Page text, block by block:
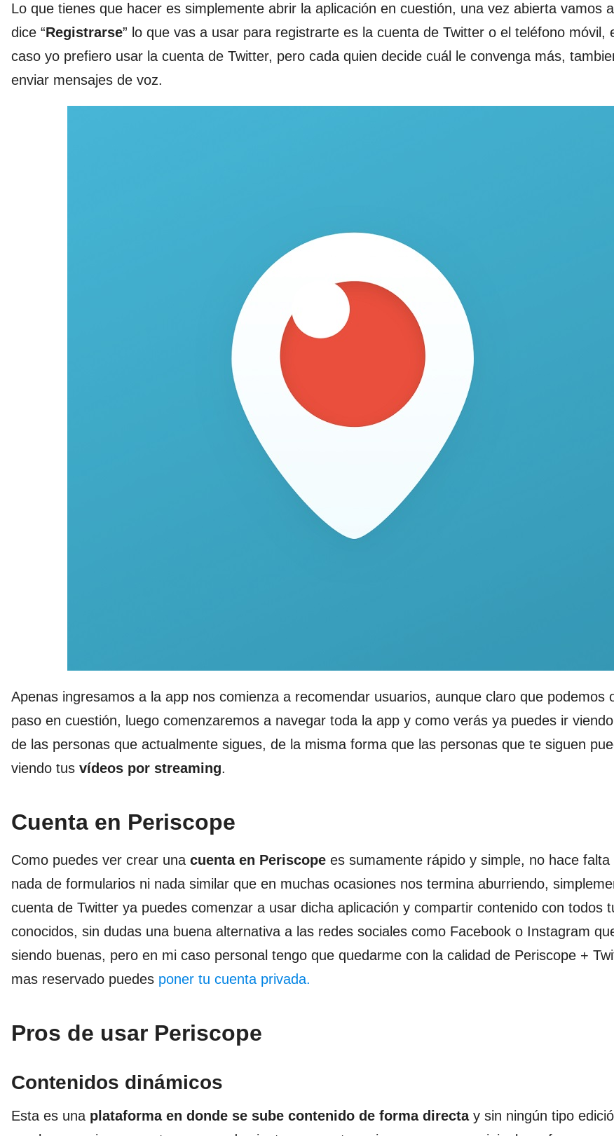
Lo que tienes que hacer es simplemente abrir la aplicación en cuestión, una vez abierta vamos
dice “Registrarse” lo que vas a usar para registrarte es la cuenta de Twitter o el teléfono móvil,
caso yo prefiero usar la cuenta de Twitter, pero cada quien decide cuál le convenga más,
enviar mensajes de voz.
Apenas ingresamos a la app nos comienza a recomendar usuarios, aunque claro que podemos
paso en cuestión, luego comenzaremos a navegar toda la app y como verás ya puedes ir
de las personas que actualmente sigues, de la misma forma que las personas que te siguen
viendo tus vídeos por streaming.
Cuenta en Periscope
Como puedes ver crear una cuenta en Periscope es sumamente rápido y simple, no hace falta
nada de formularios ni nada similar que en muchas ocasiones nos termina aburriendo,
cuenta de Twitter ya puedes comenzar a usar dicha aplicación y compartir contenido con todos
conocidos, sin dudas una buena alternativa a las redes sociales como Facebook o Instagram
siendo buenas, pero en mi caso personal tengo que quedarme con la calidad de Periscope +
mas reservado puedes poner tu cuenta privada.
Pros de usar Periscope
Contenidos dinámicos
Esta es una plataforma en donde se sube contenido de forma directay sin ningún tipo